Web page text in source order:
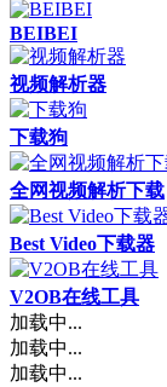
BEIBEI
视频解析器
下载狗
全网视频解析下载
Best Video下载器
V2OB在线工具
加载中...
加载中...
加载中...